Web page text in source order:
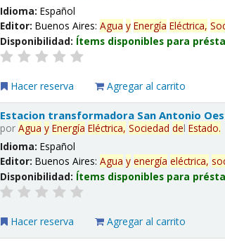
Idioma:Español
Editor:Buenos Aires:Agua y Energía Eléctrica,
Disponibilidad: Ítems disponibles para
Hacer reserva Agregar al carrito
Estacion transformadora San Antonio
porAgua y Energía Eléctrica, Sociedad delEstado.
Idioma:Español
Editor:Buenos Aires:Agua y energía eléctrica,
Disponibilidad: Ítems disponibles para
Hacer reserva Agregar al carrito